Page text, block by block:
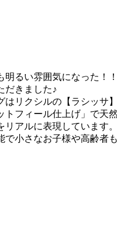
明るい雰囲気になった！！
だきました♪
はリクシルの【ラシッサ】
トフィール仕上げ」で天
リアルに表現しています。
で小さなお子様や高齢者も